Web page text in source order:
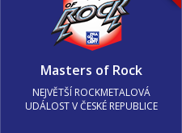
Masters of Rock
NEJVĚTŠÍ ROCKMETALOVÁ
UDÁLOST V ČESKÉ REPUBLICE